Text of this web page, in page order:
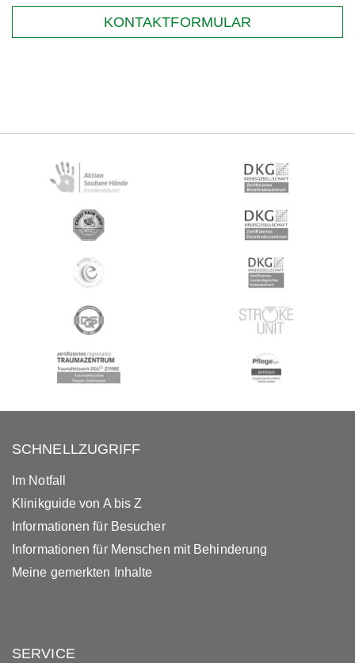
KONTAKTFORMULAR
SCHNELLZUGRIFF
Im Notfall
Klinikguide von A bis Z
Informationen für Besucher
Informationen für Menschen mit Behinderung
Meine gemerkten Inhalte
SERVICE